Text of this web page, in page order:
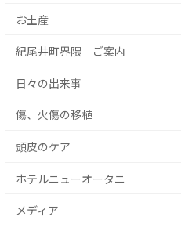
お土産
紀尾井町界隈 ご案内
日々の出来事
傷、火傷の移植
頭皮のケア
ホテルニューオータニ
メディア